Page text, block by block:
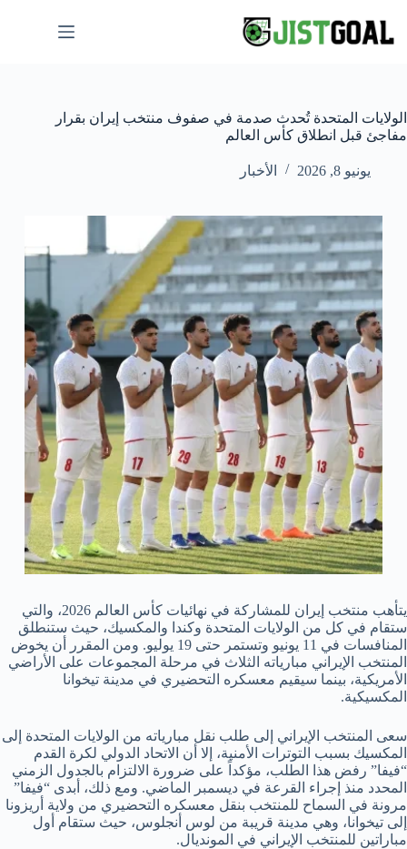
المحتوى
الولايات المتحدة تُحدث صدمة في صفوف منتخب إيران بقرار
مفاجئ قبل انطلاق كأس العالم
يونيو 8, 2026 الأخبار
يتأهب منتخب إيران للمشاركة في نهائيات كأس العالم 2026، والتي
ستقام في كل من الولايات المتحدة وكندا والمكسيك، حيث ستنطلق
المنافسات في 11 يونيو وتستمر حتى 19 يوليو. ومن المقرر أن يخوض
المنتخب الإيراني مبارياته الثلاث في مرحلة المجموعات على الأراضي
الأمريكية، بينما سيقيم معسكره التحضيري في مدينة تيخوانا
المكسيكية.
سعى المنتخب الإيراني إلى طلب نقل مبارياته من الولايات المتحدة إلى
المكسيك بسبب التوترات الأمنية، إلا أن الاتحاد الدولي لكرة القدم
“فيفا” رفض هذا الطلب، مؤكداً على ضرورة الالتزام بالجدول الزمني
المحدد منذ إجراء القرعة في ديسمبر الماضي. ومع ذلك، أبدى “فيفا”
مرونة في السماح للمنتخب بنقل معسكره التحضيري من ولاية أريزونا
إلى تيخوانا، وهي مدينة قريبة من لوس أنجلوس، حيث ستقام أول
مباراتين للمنتخب الإيراني في المونديال.